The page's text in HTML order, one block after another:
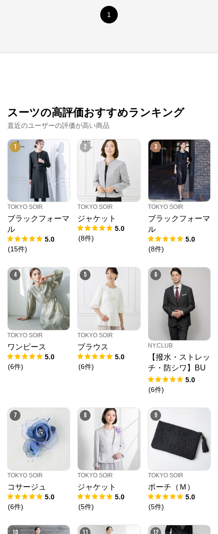
1
スーツの高評価おすすめランキング
直近のユーザーの評価が高い商品
1
TOKYO SOIR
ブラックフォーマ
ル
5.0
(15件)
2
TOKYO SOIR
ジャケット
5.0
(8件)
3
TOKYO SOIR
ブラックフォーマ
ル
5.0
(8件)
4
TOKYO SOIR
ワンピース
5.0
(6件)
5
TOKYO SOIR
ブラウス
5.0
(6件)
6
NY.CLUB
【撥水・ストレッ
チ・防シワ】BU
NGY CLOTH グ
レンチェック ジ
アップ対応)
5.0
(6件)
7
TOKYO SOIR
コサージュ
5.0
(6件)
8
TOKYO SOIR
ジャケット
5.0
(5件)
9
TOKYO SOIR
ポーチ（Ｍ）
5.0
(5件)
TOKYO SOIR
公式ECサイト